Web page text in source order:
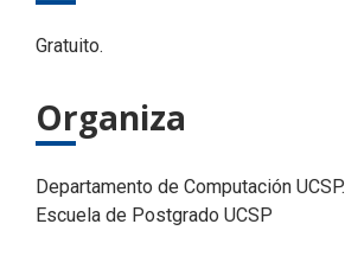
Gratuito.
Organiza
Departamento de Computación UCSP.
Escuela de Postgrado UCSP